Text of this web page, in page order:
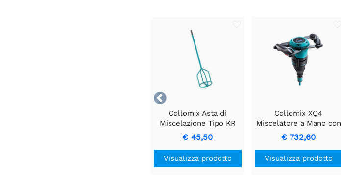

Collomix Asta di
Miscelazione Tipo KR
140 mm - Miscelatore di
Precisione.
€ 45,50
Visualizza prodotto
Collomix XQ4
Miscelatore a Mano con
Pala WK140 HF
€ 732,60
Visualizza prodotto